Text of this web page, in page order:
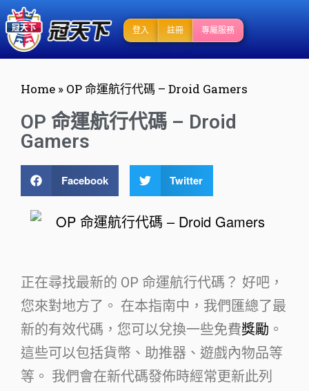
登入 註冊 專屬服務
Home » OP 命運航行代碼 – Droid Gamers
OP 命運航行代碼 – Droid
Gamers
Facebook Twitter
正在尋找最新的 OP 命運航行代碼？ 好吧，
您來對地方了。 在本指南中，我們匯總了最
新的有效代碼，您可以兌換一些免費獎勵 。
這些可以包括貨幣、助推器、遊戲內物品等
等。 我們會在新代碼發佈時經常更新此列